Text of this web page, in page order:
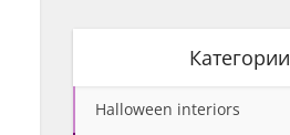
Категории
Halloween interiors